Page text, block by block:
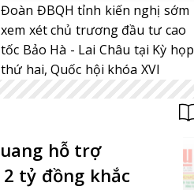
Đoàn ĐBQH tỉnh kiến nghị sớm
xem xét chủ trương đầu tư cao
tốc Bảo Hà - Lai Châu tại Kỳ họp
thứ hai, Quốc hội khóa XVI
hỗ trợ
tỷ đồng khắc